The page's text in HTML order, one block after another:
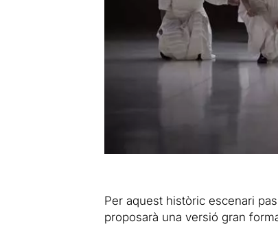
Per aquest històric escenari
proposarà una versió gran